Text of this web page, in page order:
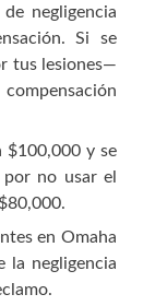
negligencia
Si se
tus lesiones—
$100,000 y se
no usar el
en Omaha
la negligencia